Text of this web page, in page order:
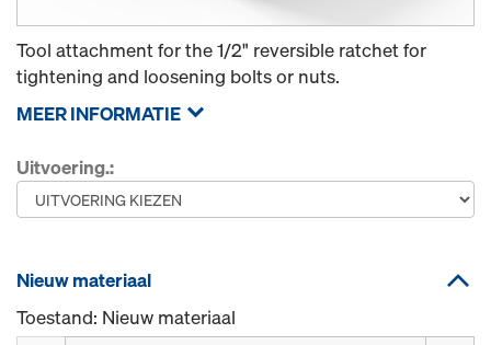
Tool attachment for the 1/2" reversible ratchet for
tightening and loosening bolts or nuts.
MEER INFORMATIE
Uitvoering.:
Nieuw materiaal
Toestand: Nieuw materiaal